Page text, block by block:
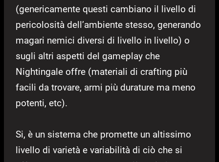
(genericamente questi cambiano il livello di
pericolosità dell’ambiente stesso, generando
magari nemici diversi di livello in livello) o
sugli altri aspetti del gameplay che
Nightingale offre (materiali di crafting più
facili da trovare, armi più durature ma meno
potenti, etc).
Si, è un sistema che promette un altissimo
livello di varietà e variabilità di ciò che si